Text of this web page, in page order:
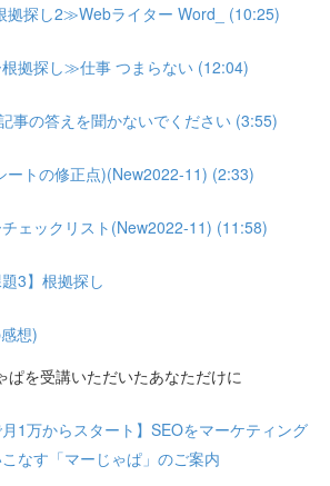
探し2≫Webライター Word_ (10:25)
拠探し≫仕事 つまらない (12:04)
事の答えを聞かないでください (3:55)
ートの修正点)(New2022-11) (2:33)
ェックリスト(New2022-11) (11:58)
3】根拠探し
想)
ぱを受講いただいたあなただけに
月1万からスタート】SEOをマーケティング
なす「マーじゃぱ」のご案内